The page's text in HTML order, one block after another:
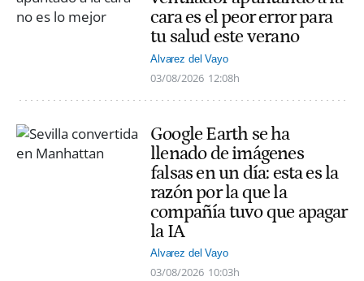
cara es el peor error para
tu salud este verano
Alvarez del Vayo
03/08/2026 12:08h
Google Earth se ha
llenado de imágenes
falsas en un día: esta es la
razón por la que la
compañía tuvo que apagar
la IA
Alvarez del Vayo
03/08/2026 10:03h